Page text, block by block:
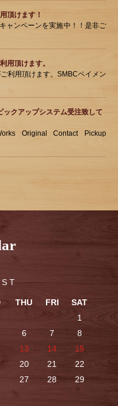
頂けます！
ャンペーンを実施中！！是非ご
用頂けます。
利用頂けます。SMBCペイメン
クアップシステム受注致して
Original Contact Pickup
THU FRI
SAT
1
6 7
8
13 14
15
20 21
22
27 28
29